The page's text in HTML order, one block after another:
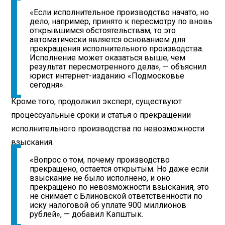
«Если исполнительное производство начато, но
дело, например, принято к пересмотру по вновь
открывшимся обстоятельствам, то это
автоматически является основанием для
прекращения исполнительного производства.
Исполнение может оказаться выше, чем
результат пересмотренного дела», — объяснил
юрист интернет-изданию «Подмосковье
сегодня».
Кроме того, продолжил эксперт, существуют
процессуальные сроки и статья о прекращении
исполнительного производства по невозможности
взыскания.
«Вопрос о том, почему производство
прекращено, остается открытым. Но даже если
взыскание не было исполнено, и оно
прекращено по невозможности взыскания, это
не снимает с Блиновской ответственности по
иску налоговой об уплате 900 миллионов
рублей», — добавил Капштык.